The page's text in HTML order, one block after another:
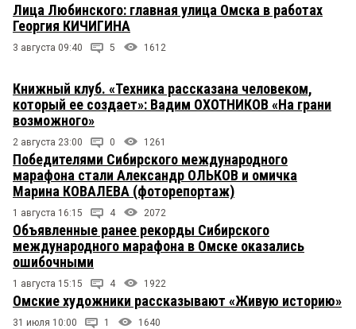
Лица Любинского: главная улица Омска в работах
Георгия КИЧИГИНА
3 августа 09:40 5 1612
Книжный клуб. «Техника рассказана человеком,
который ее создает»: Вадим ОХОТНИКОВ «На грани
возможного»
2 августа 23:00 0 1261
Победителями Сибирского международного
марафона стали Александр ОЛЬКОВ и омичка
Марина КОВАЛЕВА (фоторепортаж)
1 августа 16:15 4 2072
Объявленные ранее рекорды Сибирского
международного марафона в Омске оказались
ошибочными
1 августа 15:15 4 1922
Омские художники рассказывают «Живую историю»
31 июля 10:00 1 1640